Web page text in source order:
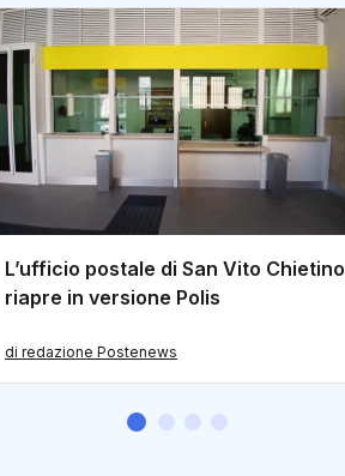
L’ufficio postale di San Vito Chietino
riapre in versione Polis
di redazione Postenews